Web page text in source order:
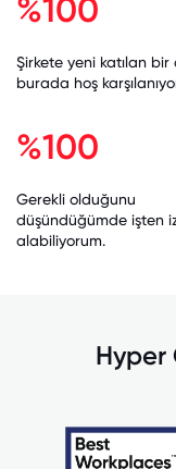
%100
Şirkete yeni katılan bir
burada hoş
%100
Gerekli olduğunu
düşündüğümde işten
alabiliyorum.
Hyper